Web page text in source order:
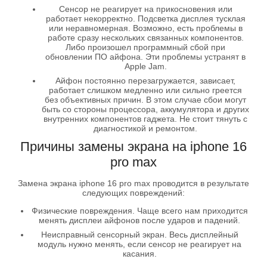
Сенсор не реагирует на прикосновения или
работает некорректно. Подсветка дисплея тусклая
или неравномерная. Возможно, есть проблемы в
работе сразу нескольких связанных компонентов.
Либо произошел программный сбой при
обновлении ПО айфона. Эти проблемы устранят в
Apple Jam.
Айфон постоянно перезагружается, зависает,
работает слишком медленно или сильно греется
без объективных причин. В этом случае сбои могут
быть со стороны процессора, аккумулятора и других
внутренних компонентов гаджета. Не стоит тянуть с
диагностикой и ремонтом.
Причины замены экрана на iphone 16
pro max
Замена экрана iphone 16 pro max проводится в результате
следующих повреждений:
Физические повреждения. Чаще всего нам приходится
менять дисплеи айфонов после ударов и падений.
Неисправный сенсорный экран. Весь дисплейный
модуль нужно менять, если сенсор не реагирует на
касания.